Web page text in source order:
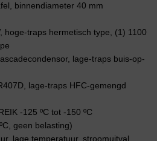
binnendiameter 40 mm
hoge-traps hermetisch type, (1) 1100
lage-traps buis-op-
lage-traps HFC-gemengd
-125 ºC tot -150 ºC
geen belasting)
lage temperatuur, stroomuitval,